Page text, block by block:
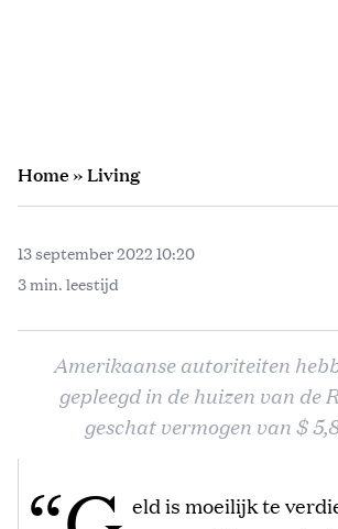
Home»Living
13 september 2022 10:20
3 min. leestijd
Amerikaanse autoriteiten
gepleegd in de huizen van de
geschat vermogen van $
eld is moeilijk te